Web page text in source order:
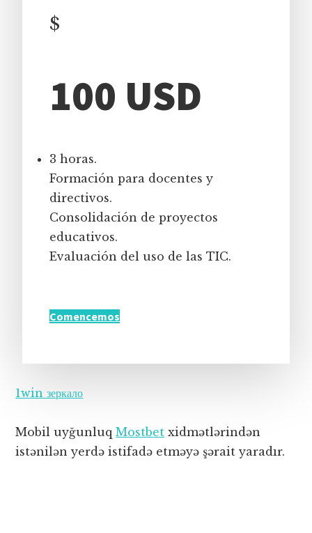
$
100 USD
3 horas.
Formación para docentes y
directivos.
Consolidación de proyectos
educativos.
Evaluación del uso de las TIC.
Comencemos
1win зеркало
Mobil uyğunluqMostbet xidmətlərindən
istənilən yerdə istifadə etməyə şərait yaradır.